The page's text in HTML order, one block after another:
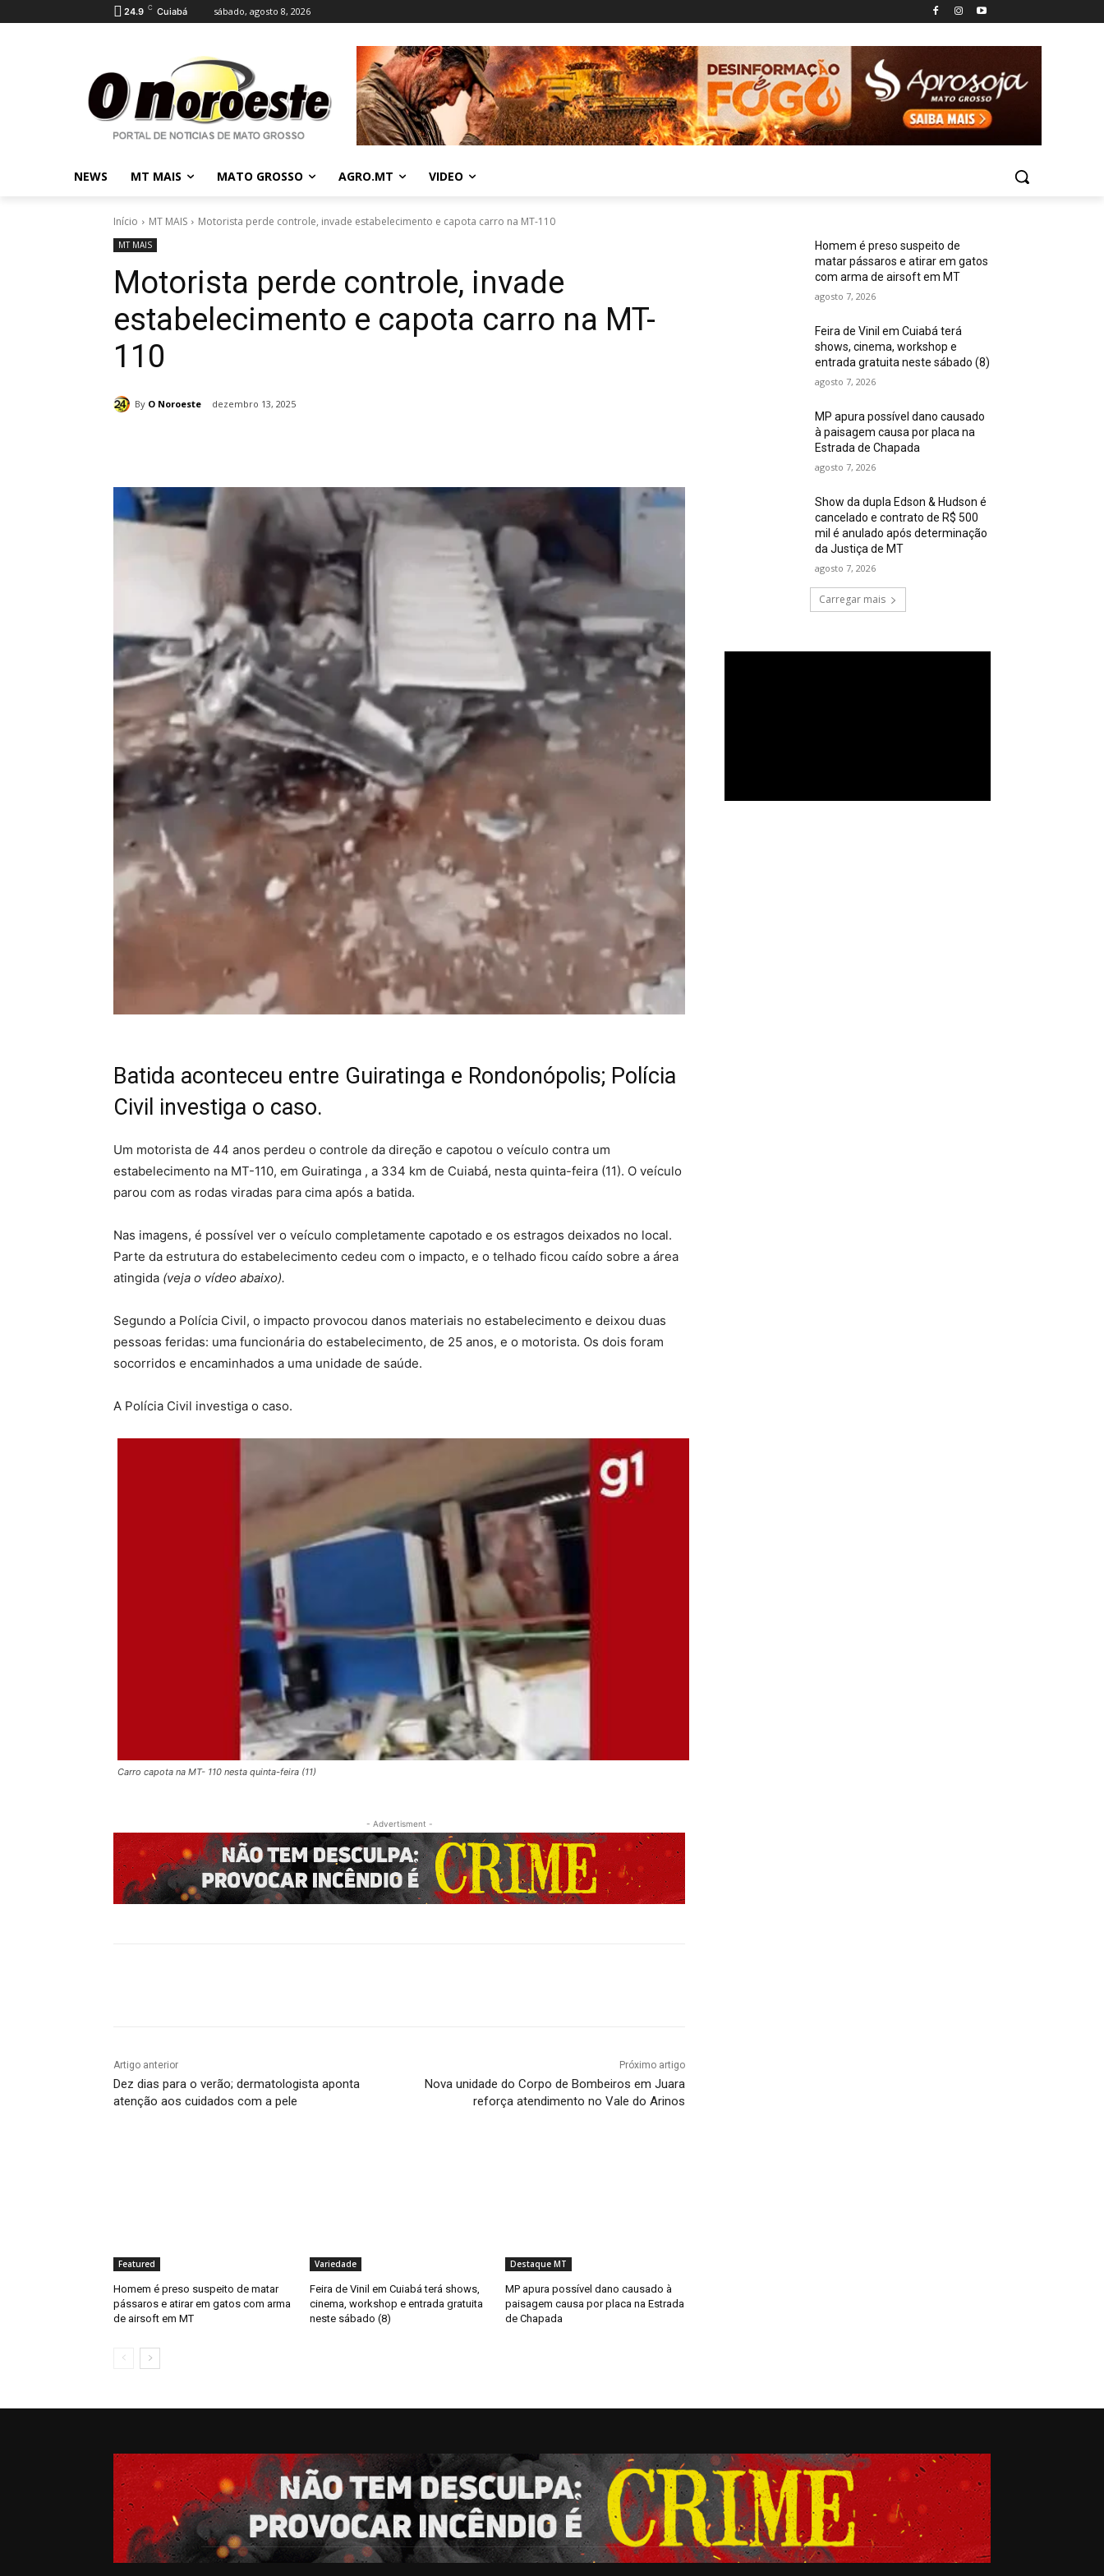
24.9 C Cuiabá sábado, agosto 8, 2026
NEWS MT MAIS MATO GROSSO AGRO.MT VIDEO
Início MT MAIS Motorista perde controle, invade estabelecimento e capota carro na MT-110
MT MAIS
Motorista perde controle, invade
estabelecimento e capota carro na MT-
110
By O Noroeste dezembro 13, 2025
Batida aconteceu entre Guiratinga e Rondonópolis; Polícia
Civil investiga o caso.
Um motorista de 44 anos perdeu o controle da direção e capotou o veículo contra um
estabelecimento na MT-110, em Guiratinga , a 334 km de Cuiabá, nesta quinta-feira (11). O veículo
parou com as rodas viradas para cima após a batida.
Nas imagens, é possível ver o veículo completamente capotado e os estragos deixados no local.
Parte da estrutura do estabelecimento cedeu com o impacto, e o telhado ficou caído sobre a área
atingida (veja o vídeo abaixo).
Segundo a Polícia Civil, o impacto provocou danos materiais no estabelecimento e deixou duas
pessoas feridas: uma funcionária do estabelecimento, de 25 anos, e o motorista. Os dois foram
socorridos e encaminhados a uma unidade de saúde.
A Polícia Civil investiga o caso.
Carro capota na MT- 110 nesta quinta-feira (11)
- Advertisment -
Artigo anterior
Dez dias para o verão; dermatologista aponta
atenção aos cuidados com a pele
Próximo artigo
Nova unidade do Corpo de Bombeiros em Juara
reforça atendimento no Vale do Arinos
Featured
Homem é preso suspeito de matar
pássaros e atirar em gatos com arma
de airsoft em MT
Variedade
Feira de Vinil em Cuiabá terá shows,
cinema, workshop e entrada gratuita
neste sábado (8)
Destaque MT
MP apura possível dano causado à
paisagem causa por placa na Estrada
de Chapada
Homem é preso suspeito de
matar pássaros e atirar em gatos
com arma de airsoft em MT
agosto 7, 2026
Feira de Vinil em Cuiabá terá
shows, cinema, workshop e
entrada gratuita neste sábado (8)
agosto 7, 2026
MP apura possível dano causado
à paisagem causa por placa na
Estrada de Chapada
agosto 7, 2026
Show da dupla Edson & Hudson é
cancelado e contrato de R$ 500
mil é anulado após determinação
da Justiça de MT
agosto 7, 2026
Carregar mais